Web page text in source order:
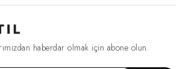
haberdar olmak için abone olun.